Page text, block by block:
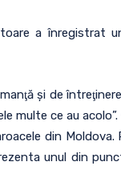
a înregistrat
şi de
ce au
din
unul din